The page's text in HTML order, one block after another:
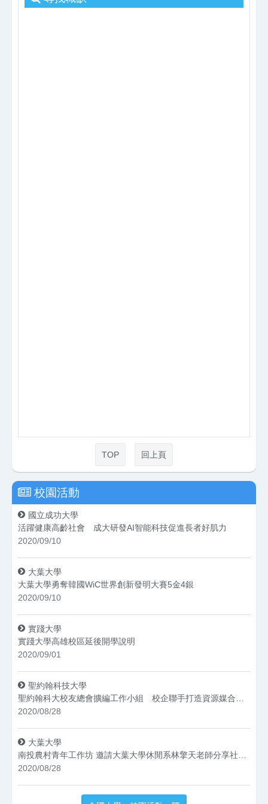
TOP 回上頁
校園活動
國立成功大學
活躍健康高齡社會 成大研發AI智能科技促進長者好肌力
2020/09/10
大葉大學
大葉大學勇奪韓國WiC世界創新發明大賽5金4銀
2020/09/10
實踐大學
實踐大學高雄校區延後開學說明
2020/09/01
聖約翰科技大學
2020/08/28
大葉大學
2020/08/28